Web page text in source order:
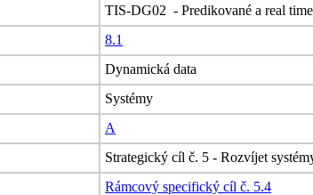
TIS-DG02 - Predikované a real
8.1
Dynamická data
Systémy
A
Strategický cíl č. 5 - Rozvíjet
Rámcový specifický cíl č. 5.4